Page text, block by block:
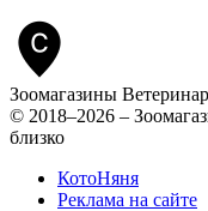
Зоомагазины
© 2018–2026 –
близко
КотоНяня
Реклама на сайте